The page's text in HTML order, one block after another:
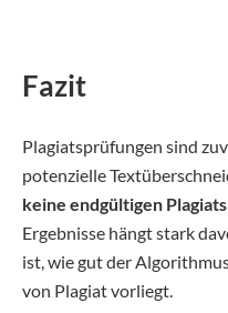
Fazit
Plagiatsprüfungen sind
potenzielle
keine endgültigen
Ergebnisse hängt stark
ist, wie gut der
von Plagiat vorliegt.